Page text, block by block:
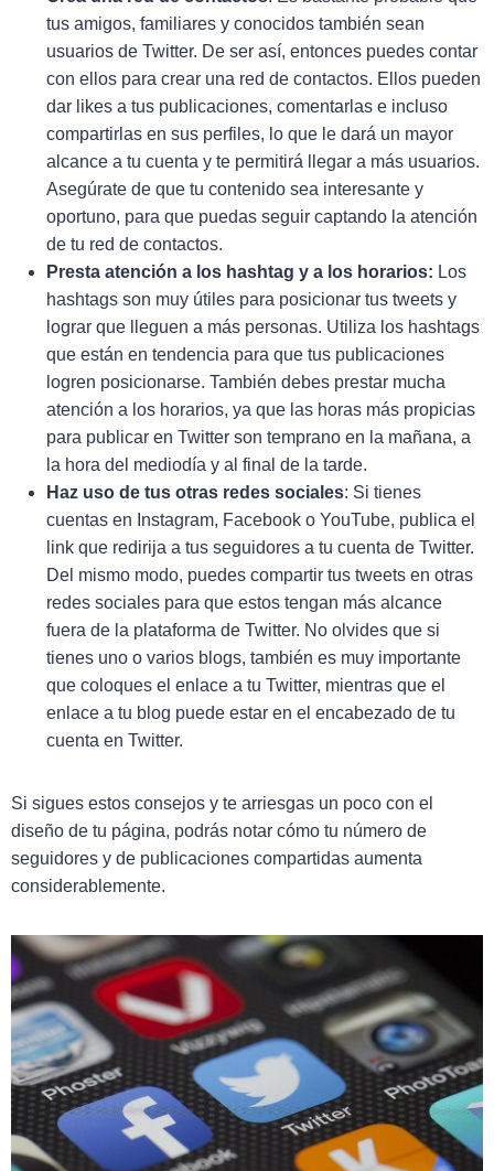
tus amigos, familiares y conocidos también sean
usuarios de Twitter. De ser así, entonces puedes contar
con ellos para crear una red de contactos. Ellos pueden
dar likes a tus publicaciones, comentarlas e incluso
compartirlas en sus perfiles, lo que le dará un mayor
alcance a tu cuenta y te permitirá llegar a más usuarios.
Asegúrate de que tu contenido sea interesante y
oportuno, para que puedas seguir captando la atención
de tu red de contactos.
Presta atención a los hashtag y a los horarios: Los
hashtags son muy útiles para posicionar tus tweets y
lograr que lleguen a más personas. Utiliza los hashtags
que están en tendencia para que tus publicaciones
logren posicionarse. También debes prestar mucha
atención a los horarios, ya que las horas más propicias
para publicar en Twitter son temprano en la mañana, a
la hora del mediodía y al final de la tarde.
Haz uso de tus otras redes sociales: Si tienes
cuentas en Instagram, Facebook o YouTube, publica el
link que redirija a tus seguidores a tu cuenta de Twitter.
Del mismo modo, puedes compartir tus tweets en otras
redes sociales para que estos tengan más alcance
fuera de la plataforma de Twitter. No olvides que si
tienes uno o varios blogs, también es muy importante
que coloques el enlace a tu Twitter, mientras que el
enlace a tu blog puede estar en el encabezado de tu
cuenta en Twitter.
Si sigues estos consejos y te arriesgas un poco con el
diseño de tu página, podrás notar cómo tu número de
seguidores y de publicaciones compartidas aumenta
considerablemente.